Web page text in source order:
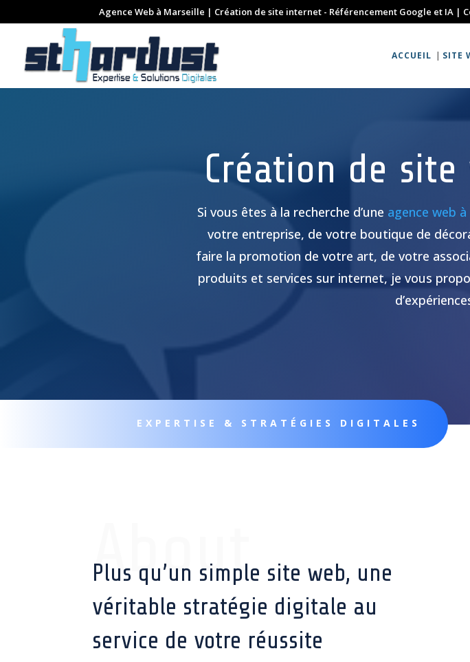
Agence Web à Marseille | Création de site internet - Référencement Google et IA |
ACCUEIL SITE
Création de
Si vous êtes à la recherche d’une agence web
votre entreprise, de votre boutique de
faire la promotion de votre art, de votre
produits et services sur internet, je vous
EXPERTISE & STRATÉGIES DIGITALES
About
Plus qu’un simple site web, une
véritable stratégie digitale au
service de votre réussite